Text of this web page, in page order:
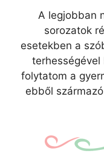
A legjobban
sorozatok
esetekben a
folytatom a
ebből